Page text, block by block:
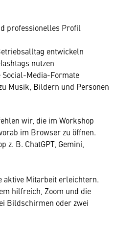
professionelles Profil
entwickeln
nutzen
Media-Formate
Musik, Bildern und Personen
wir, die im Workshop
im Browser zu öffnen.
z. B. ChatGPT, Gemini,
aktive Mitarbeit erleichtern.
hilfreich, Zoom und die
Bildschirmen oder zwei